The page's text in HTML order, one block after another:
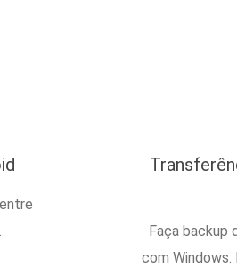
Faça backup
com Windows.